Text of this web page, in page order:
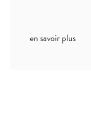
en savoir plus